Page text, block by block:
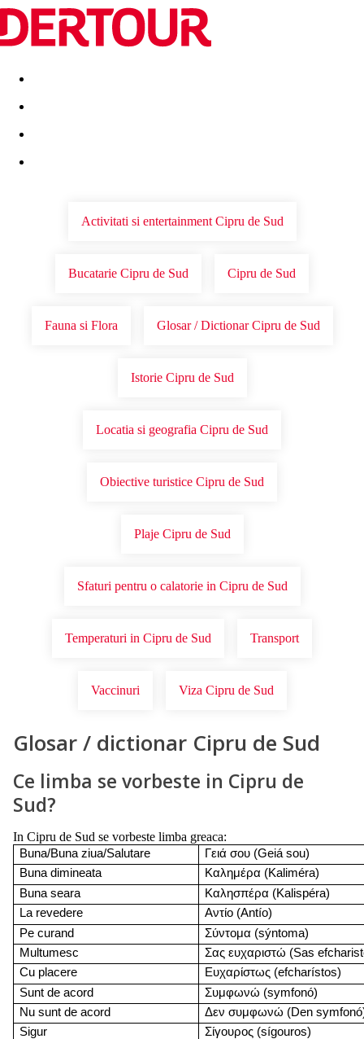
Destinatii Vacanta perfecta OFERTE DE NERATAT
Activitati si entertainment Cipru de Sud
Bucatarie Cipru de Sud Cipru de Sud
Fauna si Flora Glosar / Dictionar Cipru de Sud
Istorie Cipru de Sud
Locatia si geografia Cipru de Sud
Obiective turistice Cipru de Sud
Plaje Cipru de Sud
Sfaturi pentru o calatorie in Cipru de Sud
Temperaturi in Cipru de Sud Transport
Vaccinuri Viza Cipru de Sud
Glosar / dictionar Cipru de Sud
Ce limba se vorbeste in Cipru de
Sud?
In Cipru de Sud se vorbeste limba greaca:
Buna/Buna ziua/Salutare Γειά σου (Geiá sou)
Buna dimineata
Καλημέρα (Kaliméra)
Buna seara
Καλησπέρα (Kalispéra)
La revedere
Αντίο (Antío)
Pe curand
Σύντομα (sýntoma)
Multumesc
Σας ευχαριστώ (Sas
Cu placere
Ευχαρίστως (efcharístos)
Sunt de acord
Συμφωνώ (symfonó)
Nu sunt de acord
Δεν συμφωνώ (Den
Sigur
Σίγουρος (sígouros)